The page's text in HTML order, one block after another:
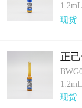
1.2mL
现货
正
1.2mL
现货